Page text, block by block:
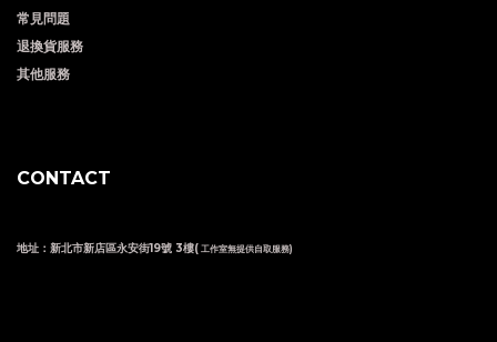
常見問題
退換貨服務
其他服務
CONTACT
地址：新北市新店區永安街19號 3樓( 工作室無提供自取服務)